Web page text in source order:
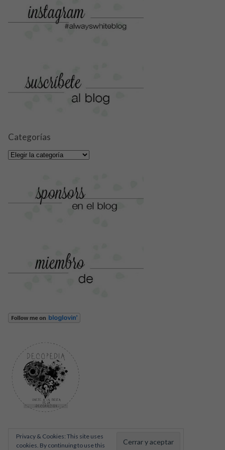
Categorías
Categorías
Privacy & Cookies: This site uses
cookies. By continuing to use this